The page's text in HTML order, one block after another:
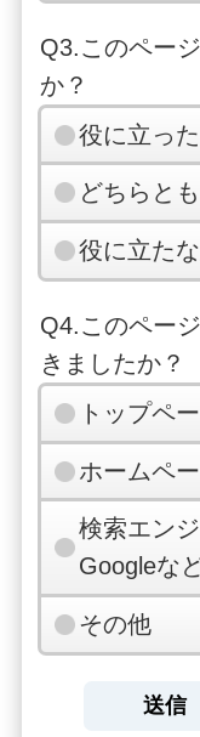
Q3.このペー
か？
役に立った
どちらと
役に立た
Q4.このペー
きましたか？
トップペ
ホームペ
検索エン
Googleなど
その他